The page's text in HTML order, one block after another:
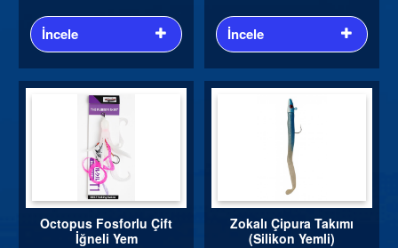
İncele İncele
Octopus Fosforlu Çift
İğneli Yem
Zokalı Çipura Takımı
(Silikon Yemli)